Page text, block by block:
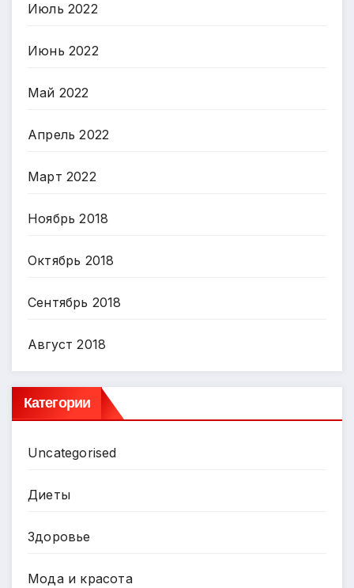
Июль 2022
Июнь 2022
Май 2022
Апрель 2022
Март 2022
Ноябрь 2018
Октябрь 2018
Сентябрь 2018
Август 2018
Категории
Uncategorised
Диеты
Здоровье
Мода и красота